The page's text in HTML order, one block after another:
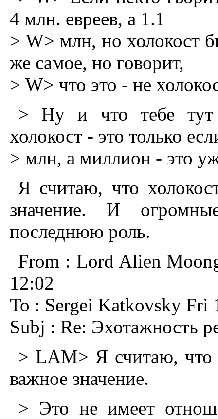
4 млн. евреев, а 1.1
> W> млн, но холокост
же самое, но говорит,
> W> что это - не
> Hу и что тебе тут
холокост - это только
> млн, а миллион - это
Я считаю, что
значение. И
последнюю роль.
From : Lord Alien
12:02
To : Sergei Katkovsky Fri
Subj : Re: Эхотажность
> LAM> Я считаю, что
важное значение.
> Это не имеет